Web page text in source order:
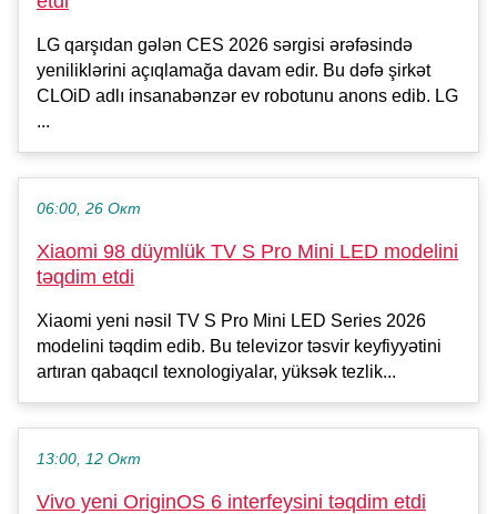
LG qarşıdan gələn CES 2026 sərgisi ərəfəsində
yeniliklərini açıqlamağa davam edir. Bu dəfə şirkət
CLOiD adlı insanabənzər ev robotunu anons edib. LG
...
06:00, 26 Окт
Xiaomi 98 düymlük TV S Pro Mini LED modelini
təqdim etdi
Xiaomi yeni nəsil TV S Pro Mini LED Series 2026
modelini təqdim edib. Bu televizor təsvir keyfiyyətini
artıran qabaqcıl texnologiyalar, yüksək tezlik...
13:00, 12 Окт
Vivo yeni OriginOS 6 interfeysini təqdim etdi